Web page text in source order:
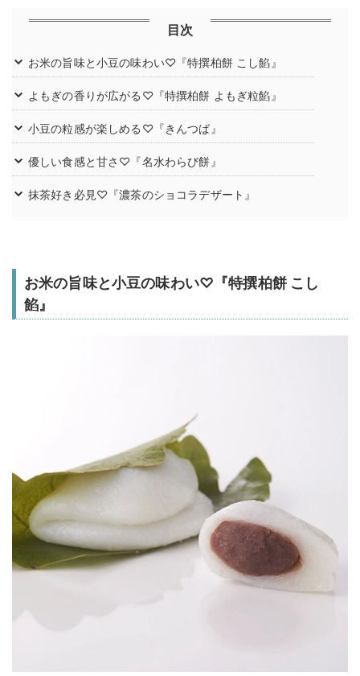
目次
お米の旨味と小豆の味わい♡『特撰柏餅 こし餡』
よもぎの香りが広がる♡『特撰柏餅 よもぎ粒餡』
小豆の粒感が楽しめる♡『きんつば』
優しい食感と甘さ♡『名水わらび餅』
抹茶好き必見♡『濃茶のショコラデザート』
お米の旨味と小豆の味わい♡『特撰柏餅 こし
餡』